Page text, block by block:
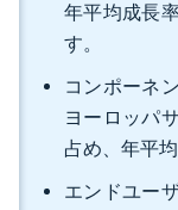
年平均成長
す。
コンポーネ
ヨーロッパ
占め、年平
エンドユー